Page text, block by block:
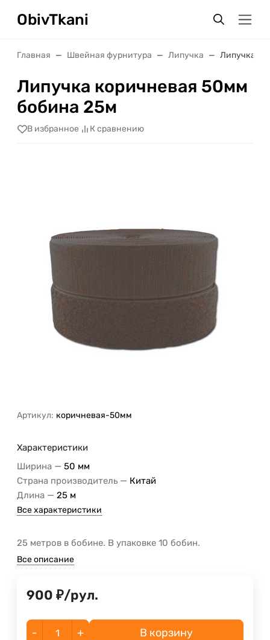
ObivTkani
Главная Швейная фурнитура Липучка Липучка
Липучка коричневая 50мм
бобина 25м
В избранное К сравнению
Артикул: коричневая-50мм
Характеристики
Ширина — 50 мм
Страна производитель — Китай
Длина — 25 м
Все характеристики
25 метров в бобине. В упаковке 10 бобин.
Все описание
900 ₽/рул.
- + В корзину